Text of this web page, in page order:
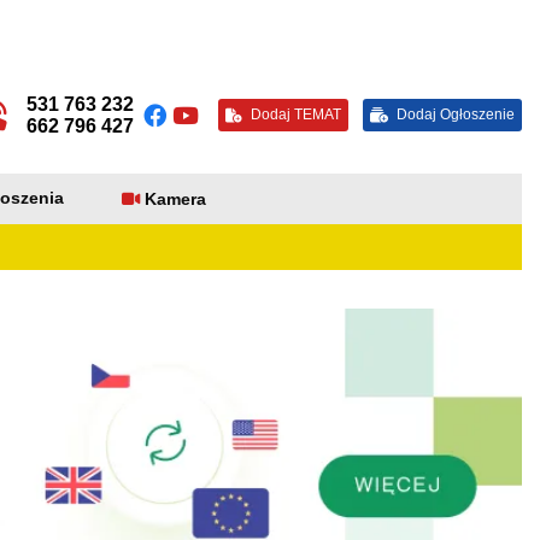
531 763 232
662 796 427
Dodaj TEMAT Dodaj Ogłoszenie
Kamera